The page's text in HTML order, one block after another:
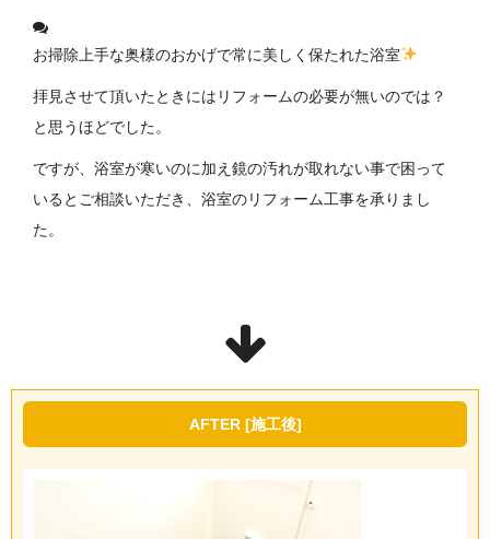
お掃除上手な奥様のおかげで常に美しく保たれた浴室
拝見させて頂いたときにはリフォームの必要が無いのでは？
と思うほどでした。
ですが、浴室が寒いのに加え鏡の汚れが取れない事で困って
いるとご相談いただき、浴室のリフォーム工事を承りまし
た。
AFTER [施工後]